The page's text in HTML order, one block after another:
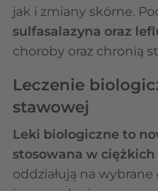
jak i zmiany skórne.
sulfasalazyna oraz
choroby oraz chronią
Leczenie
stawowej
Leki biologiczne to
stosowana w ciężkich
oddziałują na